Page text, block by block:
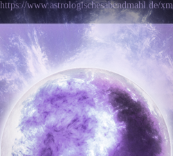
https://www.astrologischesabendmahl.de/